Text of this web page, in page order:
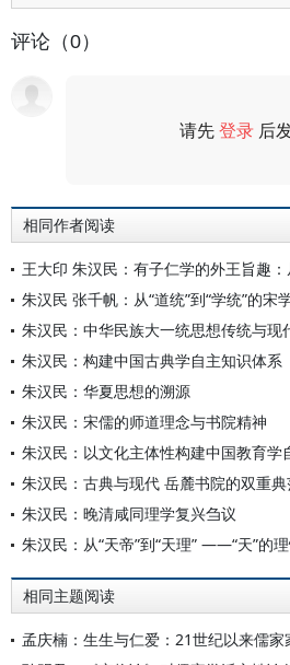
评论（0）
请先登录 后
相同作者阅读
朱汉民 张千帆：从“道统”到“学统”的宋
朱汉民：中华民族大一统思想传统与现
朱汉民：构建中国古典学自主知识体系
朱汉民：华夏思想的溯源
朱汉民：宋儒的师道理念与书院精神
朱汉民：以文化主体性构建中国教育学
朱汉民：古典与现代 岳麓书院的双重典
朱汉民：晚清咸同理学复兴刍议
朱汉民：从“天帝”到“天理” ——“天”的
相同主题阅读
孟庆楠：生生与仁爱：21世纪以来儒